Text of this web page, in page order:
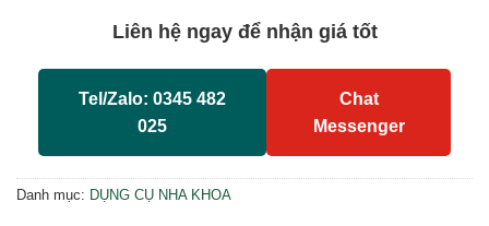
Liên hệ ngay để nhận giá tốt
Tel/Zalo: 0345 482
025
Chat
Messenger
Danh mục: DỤNG CỤ NHA KHOA